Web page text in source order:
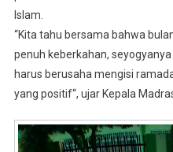
Islam.
“Kita tahu bersama bahwa
penuh keberkahan,
harus berusaha mengisi
yang positif“, ujar Kepala